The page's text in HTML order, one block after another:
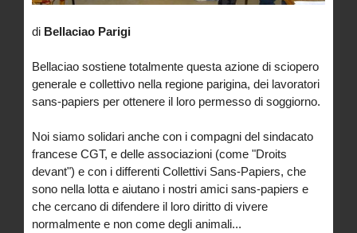
di Bellaciao Parigi
Bellaciao sostiene totalmente questa azione di sciopero
generale e collettivo nella regione parigina, dei lavoratori
sans-papiers per ottenere il loro permesso di soggiorno.
Noi siamo solidari anche con i compagni del sindacato
francese CGT, e delle associazioni (come "Droits
devant") e con i differenti Collettivi Sans-Papiers, che
sono nella lotta e aiutano i nostri amici sans-papiers e
che cercano di difendere il loro diritto di vivere
normalmente e non come degli animali...